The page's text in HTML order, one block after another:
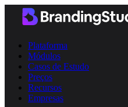
Plataforma
Módulos
Casos de Estudo
Preços
Recursos
Empresas